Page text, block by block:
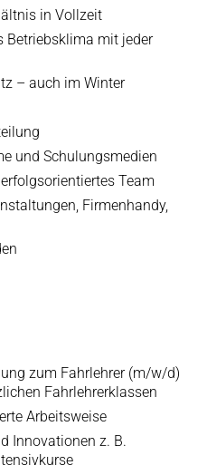
in Vollzeit
Betriebsklima mit jeder
– auch im Winter
und Schulungsmedien
Team
Firmenhandy,
zum Fahrlehrer (m/w/d)
Fahrlehrerklassen
Arbeitsweise
Innovationen z. B.